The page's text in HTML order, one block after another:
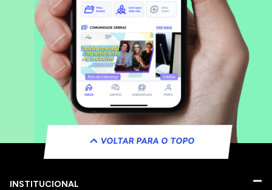
VOLTAR PARA O TOPO
INSTITUCIONAL